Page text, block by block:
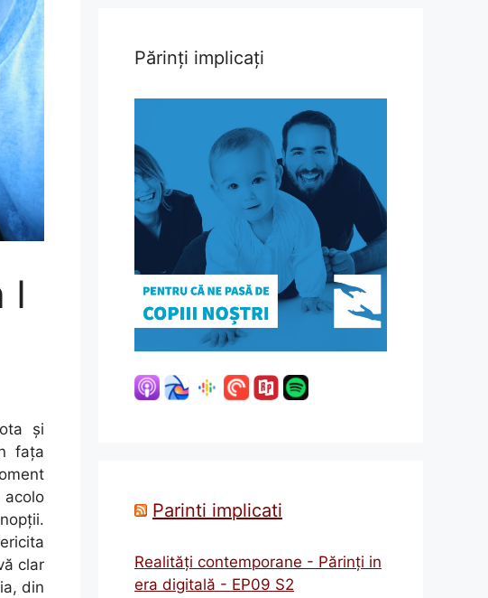
I
și
fața
clar
din
Părinți implicați
Parinti implicati
Realități contemporane - Părinți in
era digitală - EP09 S2